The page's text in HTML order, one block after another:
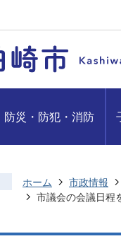
防災・防犯・消防
ホーム 市政情報
市議会の会議日程